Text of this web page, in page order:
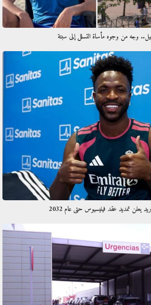
وجه من وجوه مأساة التسلل إلى سبتة
يعلن تمديد عقد فينيسيوس حتى عام 2032